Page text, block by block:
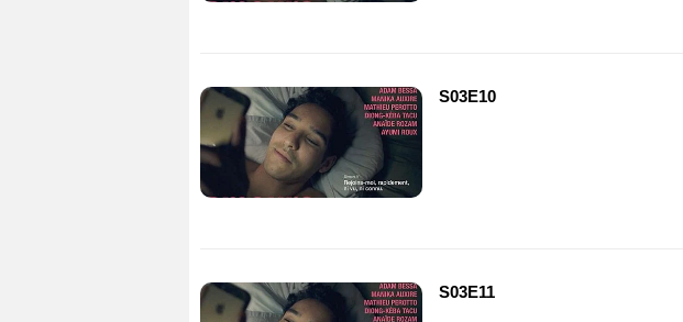
S03E10
S03E11